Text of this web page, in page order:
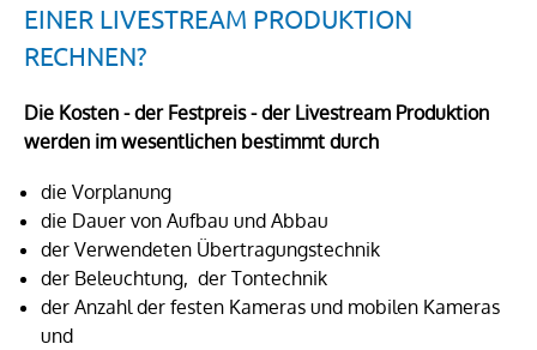
EINER LIVESTREAM PRODUKTION
RECHNEN?
Die Kosten - der Festpreis - der Livestream Produktion
werden im wesentlichen bestimmt durch
die Vorplanung
die Dauer von Aufbau und Abbau
der Verwendeten Übertragungstechnik
der Beleuchtung, der Tontechnik
der Anzahl der festen Kameras und mobilen Kameras
und